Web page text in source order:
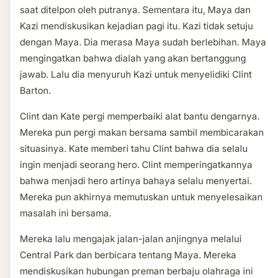
saat ditelpon oleh putranya. Sementara itu, Maya dan
Kazi mendiskusikan kejadian pagi itu. Kazi tidak setuju
dengan Maya. Dia merasa Maya sudah berlebihan. Maya
mengingatkan bahwa dialah yang akan bertanggung
jawab. Lalu dia menyuruh Kazi untuk menyelidiki Clint
Barton.
Clint dan Kate pergi memperbaiki alat bantu dengarnya.
Mereka pun pergi makan bersama sambil membicarakan
situasinya. Kate memberi tahu Clint bahwa dia selalu
ingin menjadi seorang hero. Clint memperingatkannya
bahwa menjadi hero artinya bahaya selalu menyertai.
Mereka pun akhirnya memutuskan untuk menyelesaikan
masalah ini bersama.
Mereka lalu mengajak jalan-jalan anjingnya melalui
Central Park dan berbicara tentang Maya. Mereka
mendiskusikan hubungan preman berbaju olahraga ini